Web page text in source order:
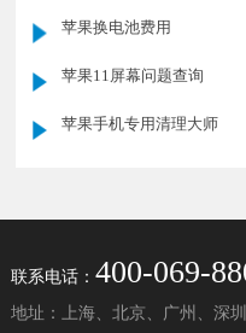
苹果换电池费用
苹果11屏幕问题查询
苹果手机专用清理大师
联系电话： 400-069-
地址：上海、北京、广州、深